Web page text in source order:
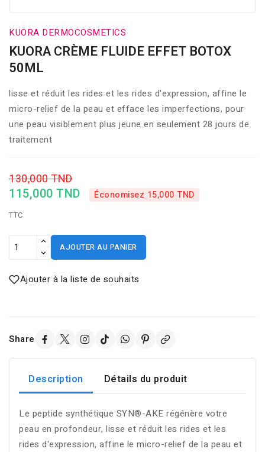
KUORA DERMOCOSMETICS
KUORA CRÈME FLUIDE EFFET BOTOX
50ML
lisse et réduit les rides et les rides d'expression, affine le
micro-relief de la peau et efface les imperfections, pour
une peau visiblement plus jeune en seulement 28 jours de
traitement
130,000 TND
115,000 TND Économisez 15,000 TND
TTC
AJOUTER AU PANIER
Ajouter à la liste de souhaits
Share
Description Détails du produit
Le peptide synthétique SYN®-AKE régénère votre
peau en profondeur, lisse et réduit les rides et les
rides d'expression, affine le micro-relief de la peau et